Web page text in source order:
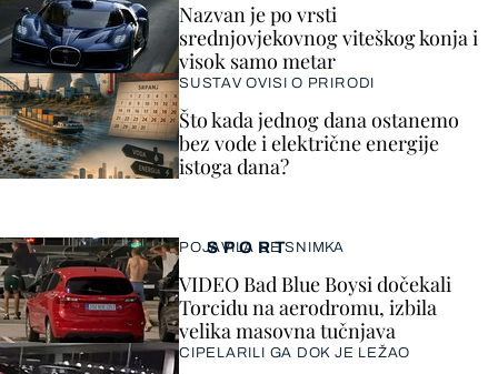
SPORT
POJAVILA SE SNIMKA
VIDEO Bad Blue Boysi dočekali
Torcidu na aerodromu, izbila
velika masovna tučnjava
CIPELARILI GA DOK JE LEŽAO
Nazvan je po vrsti
srednjovjekovnog viteškog konja i
visok samo metar
SUSTAV OVISI O PRIRODI
Što kada jednog dana ostanemo
bez vode i električne energije
istoga dana?